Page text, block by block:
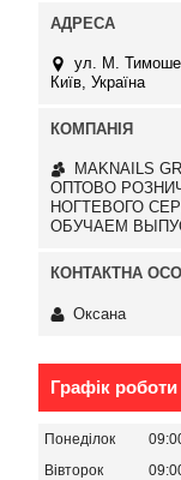
ул. М.
Київ, Україна
MAKNAILS
ОПТОВО
НОГТЕВОГО
ОБУЧАЕМ
Оксана
Графік роботи
Понеділок
Вівторок